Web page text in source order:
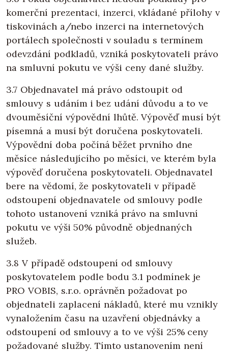
komerční prezentaci, inzerci, vkládané přílohy v
tiskovinách a/nebo inzerci na internetových
portálech společnosti v souladu s termínem
odevzdání podkladů, vzniká poskytovateli právo
na smluvní pokutu ve výši ceny dané služby.
3.7 Objednavatel má právo odstoupit od
smlouvy s udáním i bez udání důvodu a to ve
dvouměsíční výpovědní lhůtě. Výpověď musí být
písemná a musí být doručena poskytovateli.
Výpovědní doba počíná běžet prvního dne
měsíce následujícího po měsíci, ve kterém byla
výpověď doručena poskytovateli. Objednavatel
bere na vědomí, že poskytovateli v případě
odstoupení objednavatele od smlouvy podle
tohoto ustanovení vzniká právo na smluvní
pokutu ve výši 50% původně objednaných
služeb.
3.8 V případě odstoupení od smlouvy
poskytovatelem podle bodu 3.1 podmínek je
PRO VOBIS, s.r.o. oprávněn požadovat po
objednateli zaplacení nákladů, které mu vznikly
vynaložením času na uzavření objednávky a
odstoupení od smlouvy a to ve výši 25% ceny
požadované služby. Tímto ustanovením není